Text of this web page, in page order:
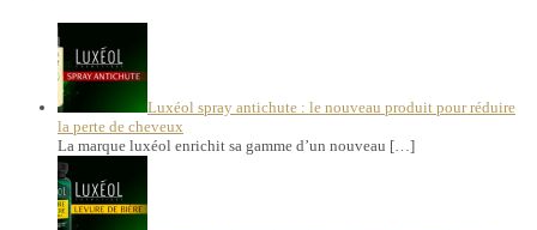
Luxéol spray antichute : le nouveau produit pour réduire
la perte de cheveux
La marque luxéol enrichit sa gamme d’un nouveau […]